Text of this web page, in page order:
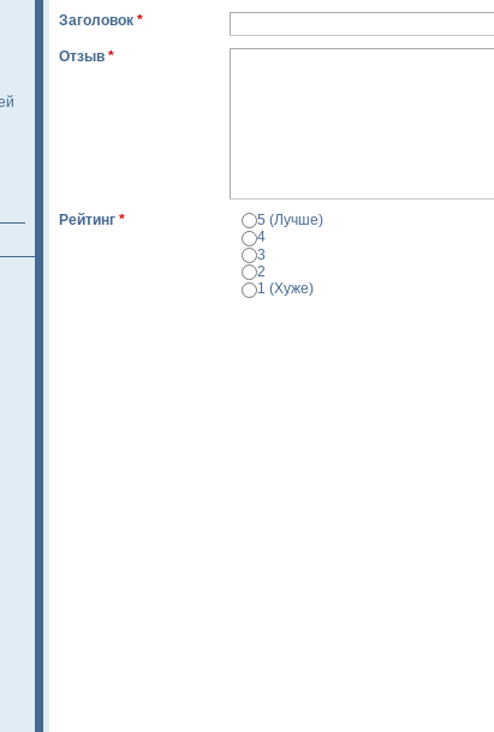
Заголовок *
Отзыв *
Рейтинг *
5 (Лучше)
4
3
2
1 (Хуже)